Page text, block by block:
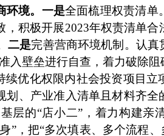
境。 一是全面梳理权责清单
，积极开展2023年权责清单合
二是完善营商环境机制。认
入壁垒进行自查，着力破除
优化权限内社会投资项目立
、产业准入清单且材料齐
层的“店小二”，着力构建亲
”，把“多次填表、多个流程